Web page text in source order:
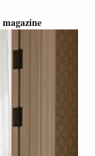
magazine